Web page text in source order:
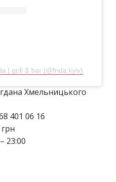
| grill & bar (@frida.kyiv)
Хмельницького
401 06 16
23:00